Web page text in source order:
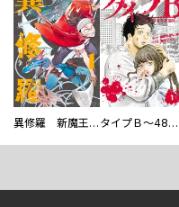
異修羅 新魔王戦争 タイプＢ～48時間後、致死率100％～【単話】